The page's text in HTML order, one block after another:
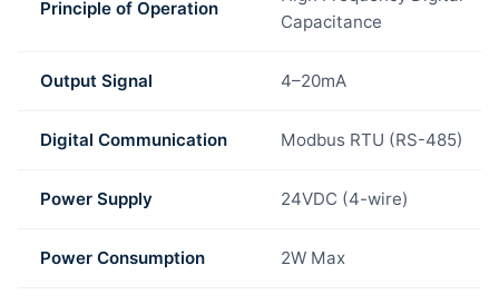
Principle of Operation
Capacitance
Output Signal 4–20mA
Digital Communication Modbus RTU (RS-485)
Power Supply 24VDC (4-wire)
Power Consumption 2W Max